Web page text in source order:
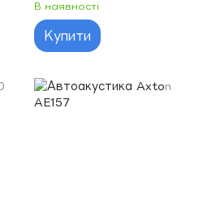
В наявності
Купити